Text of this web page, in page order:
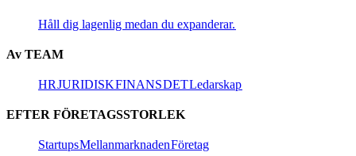
Håll dig lagenlig medan du expanderar.​​
Av TEAM​​
HR​​JURIDISK​​FINANS​​DET​​Ledarskap​​
EFTER FÖRETAGSSTORLEK​​
Startups​​Mellanmarknaden​​Företag​​